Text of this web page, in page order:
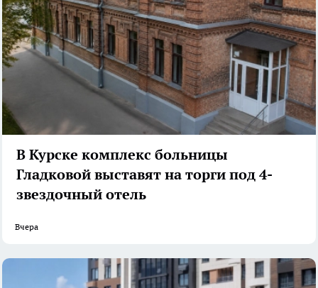
В Курске комплекс больницы
Гладковой выставят на торги под 4-
звездочный отель
Вчера